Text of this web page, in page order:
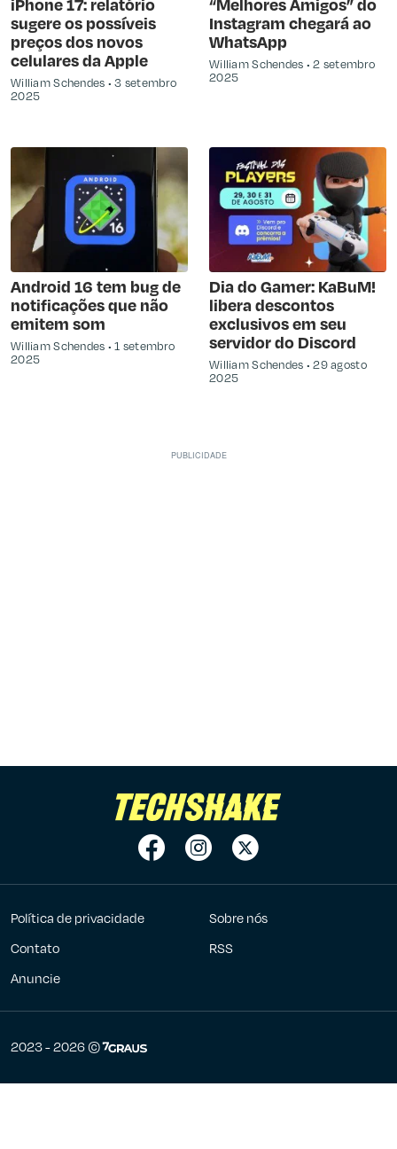
sugere os possíveis
preços dos novos
celulares da Apple
William Schendes
3 setembro
2025
Instagram chegará ao
WhatsApp
William Schendes
2 setembro
2025
Android 16 tem bug de
notificações que não
emitem som
William Schendes
1 setembro
2025
Dia do Gamer: KaBuM!
libera descontos
exclusivos em seu
servidor do Discord
William Schendes
29 agosto
2025
Política de privacidade
Sobre nós
Contato
RSS
Anuncie
2023 - 2026 ©7Graus